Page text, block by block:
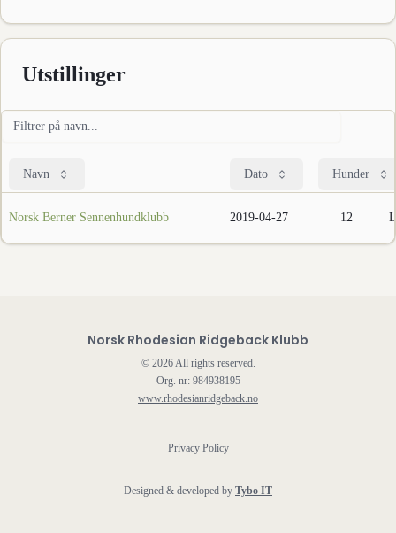
Utstillinger
Navn Dato Hunder
Norsk Berner Sennenhundklubb 2019-04-27 12
Norsk Rhodesian Ridgeback Klubb
© 2026All rights reserved.
Org. nr: 984938195
www.rhodesianridgeback.no
Privacy Policy
Designed & developed by Tybo IT